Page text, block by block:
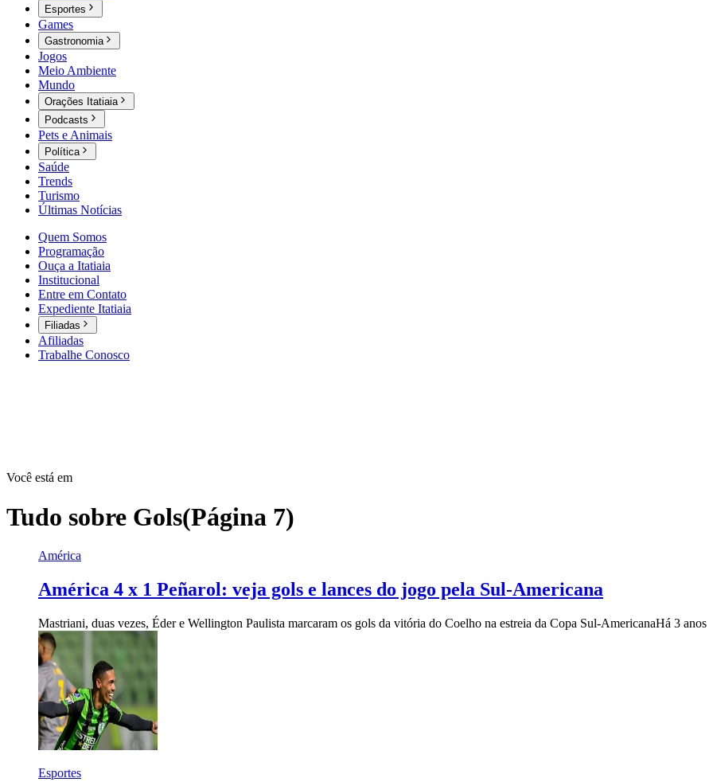
Esportes
Games
Gastronomia
Jogos
Meio Ambiente
Mundo
Orações Itatiaia
Podcasts
Pets e Animais
Política
Saúde
Trends
Turismo
Últimas Notícias
Quem Somos
Programação
Ouça a Itatiaia
Institucional
Entre em Contato
Expediente Itatiaia
Filiadas
Afiliadas
Trabalhe Conosco
Você está em
Tudo sobre Gols(Página 7)
América
América 4 x 1 Peñarol: veja gols e lances do jogo pela Sul-Americana
Mastriani, duas vezes, Éder e Wellington Paulista marcaram os gols da vitória do Coelho na estreia da Copa Sul-AmericanaHá 3 anos
Esportes